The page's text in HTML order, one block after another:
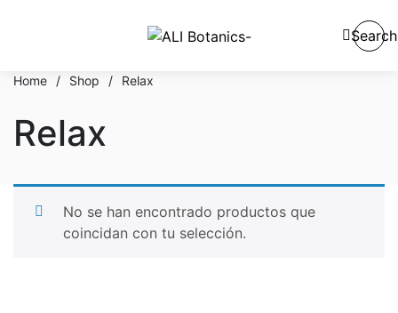
Search
Home / Shop / Relax
Relax
No se han encontrado productos que
coincidan con tu selección.